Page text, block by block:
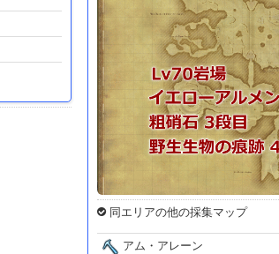
同エリアの他の採集マップ
アム・アレーン